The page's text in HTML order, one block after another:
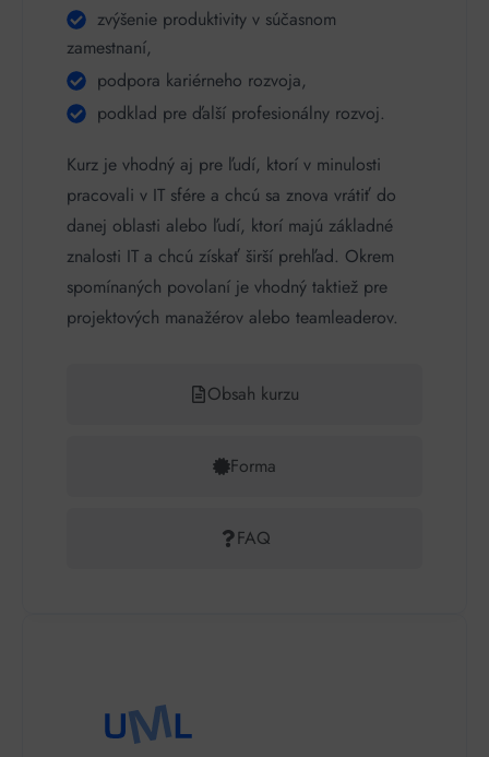
Obsah kurzu
Forma
FAQ
zvýšenie produktivity v súčasnom
zamestnaní,
podpora kariérneho rozvoja,
podklad pre ďalší profesionálny rozvoj.
Kurz je vhodný aj pre ľudí, ktorí v minulosti
pracovali v IT sfére a chcú sa znova vrátiť do
danej oblasti alebo ľudí, ktorí majú základné
znalosti IT a chcú získať širší prehľad. Okrem
spomínaných povolaní je vhodný taktiež pre
projektových manažérov alebo teamleaderov.